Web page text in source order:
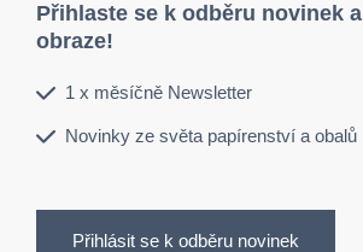
Přihlaste se k odběru novinek
obraze!
1 x měsíčně Newsletter
Novinky ze světa papírenství a obalů
Přihlásit se k odběru novinek